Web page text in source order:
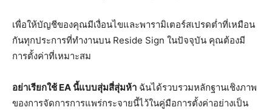
เพื่อให้บัญชีของคุณมีเงื่อนไขและพารามิเตอร์สเปรดต่ำที่เหมือน
กันทุกประการที่ทำงานบน Reside Sign ในปัจจุบัน คุณต้องมี
การตั้งค่าที่เหมาะสม
อย่าเรียกใช้ EA นี้แบบสุ่มสี่สุ่มห้า ฉันได้รวบรวมหลักฐานเชิงภาพ
ของการจัดการการแพร่กระจายนี้ไว้ในคู่มือการตั้งค่าอย่างเป็น